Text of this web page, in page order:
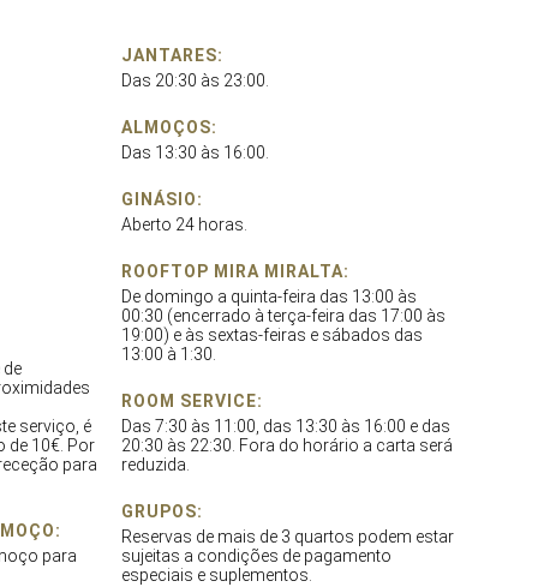
de
serviço, é
de 10€. Por
para
para
JANTARES:
Das 20:30 às 23:00.
ALMOÇOS:
Das 13:30 às 16:00.
GINÁSIO:
Aberto 24 horas.
ROOFTOP MIRA MIRALTA:
De domingo a quinta-feira das 13:00 às
00:30 (encerrado à terça-feira das 17:00 às
19:00) e às sextas-feiras e sábados das
13:00 à 1:30.
ROOM SERVICE:
Das 7:30 às 11:00, das 13:30 às 16:00 e das
20:30 às 22:30. Fora do horário a carta será
reduzida.
GRUPOS:
Reservas de mais de 3 quartos podem estar
sujeitas a condições de pagamento
especiais e suplementos.